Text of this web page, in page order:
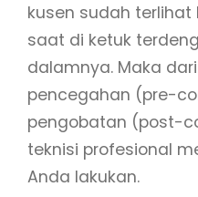
kusen sudah
saat di ketuk
dalamnya. Maka
pencegahan (pre-
pengobatan (post-
teknisi profesional
Anda lakukan.